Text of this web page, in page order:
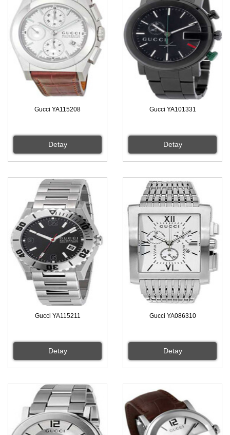
Gucci YA115208
Detay
Gucci YA101331
Detay
Gucci YA115211
Detay
Gucci YA086310
Detay